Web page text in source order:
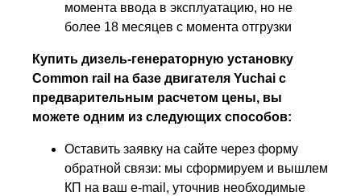
момента ввода в эксплуатацию, но не
более 18 месяцев с момента отгрузки
Купить дизель-генераторную установку
Common rail на базе двигателя Yuchai с
предварительным расчетом цены, вы
можете одним из следующих способов:
Оставить заявку на сайте через форму
обратной связи: мы сформируем и вышлем
КП на ваш e-mail, уточнив необходимые